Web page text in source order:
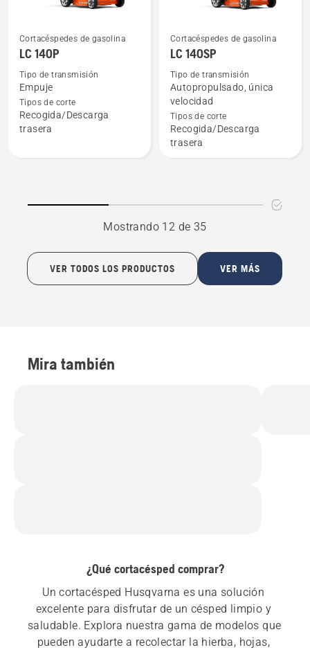
Ver
detalles
sobre
LC 140P
Cortacéspedes de gasolina
LC 140P
Tipo de transmisión
Empuje
Tipos de corte
Recogida/Descarga
trasera
Ver
detalles
sobre
LC 140SP
Cortacéspedes de gasolina
LC 140SP
Tipo de transmisión
Autopropulsado, única
velocidad
Tipos de corte
Recogida/Descarga
trasera
Mostrando 12 de 35
VER TODOS LOS PRODUCTOS VER MÁS
Mira también
¿Qué cortacésped comprar?
Un cortacésped Husqvarna es una solución
excelente para disfrutar de un césped limpio y
saludable. Explora nuestra gama de modelos que
pueden ayudarte a recolectar la hierba, hojas,